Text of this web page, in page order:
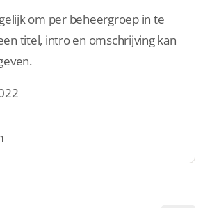
om per beheergroep in te
titel, intro en omschrijving kan